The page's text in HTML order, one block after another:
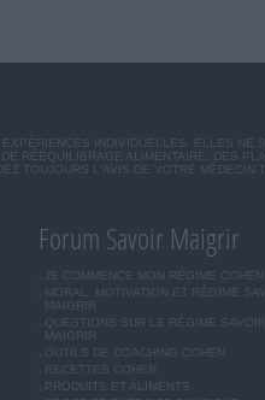
INDIVIDUELLES. ELLES
DE RÉÉQUILIBRAGE ALIMENTAIRE, DES
TOUJOURS L'AVIS DE VOTRE
Forum Savoir Maigrir
JE COMMENCE MON RÉGIME COHEN
MORAL, MOTIVATION ET RÉGIME
MAIGRIR
QUESTIONS SUR LE RÉGIME SAVOIR
MAIGRIR
OUTILS DE COACHING COHEN
RECETTES COHEN
PRODUITS ET ALIMENTS